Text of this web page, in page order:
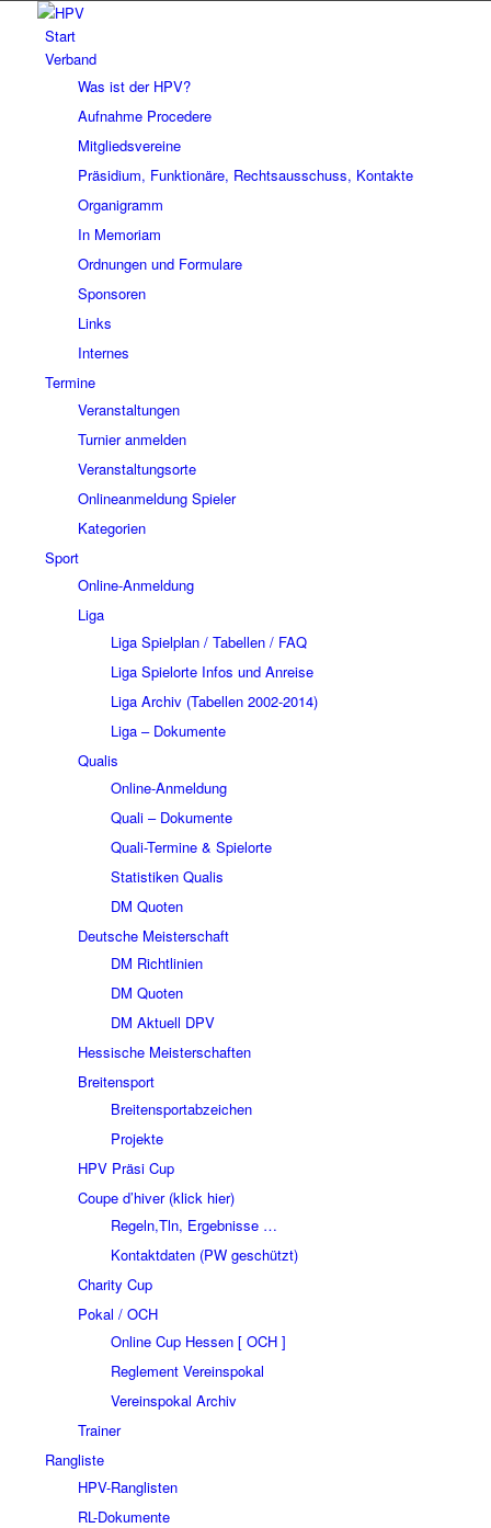
Start
Verband
Was ist der HPV?
Aufnahme Procedere
Mitgliedsvereine
Präsidium, Funktionäre, Rechtsausschuss, Kontakte
Organigramm
In Memoriam
Ordnungen und Formulare
Sponsoren
Links
Internes
Termine
Veranstaltungen
Turnier anmelden
Veranstaltungsorte
Onlineanmeldung Spieler
Kategorien
Sport
Online-Anmeldung
Liga
Liga Spielplan / Tabellen / FAQ
Liga Spielorte Infos und Anreise
Liga Archiv (Tabellen 2002-2014)
Liga – Dokumente
Qualis
Online-Anmeldung
Quali – Dokumente
Quali-Termine & Spielorte
Statistiken Qualis
DM Quoten
Deutsche Meisterschaft
DM Richtlinien
DM Quoten
DM Aktuell DPV
Hessische Meisterschaften
Breitensport
Breitensportabzeichen
Projekte
HPV Präsi Cup
Coupe d’hiver (klick hier)
Regeln,Tln, Ergebnisse …
Kontaktdaten (PW geschützt)
Charity Cup
Pokal / OCH
Online Cup Hessen [ OCH ]
Reglement Vereinspokal
Vereinspokal Archiv
Trainer
Rangliste
HPV-Ranglisten
RL-Dokumente